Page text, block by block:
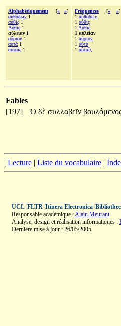
Alphabétiquement [« »]
αὐθάδων 1
αὖθίς 1
Αὖθις 1
αὐλείαν 1
αὔριον 1
αὐτὰ 1
αὐταῖς 1
Fréquences [« »]
1 αὐθάδων
1 αὖθίς
1 Αὖθις
1 αὐλείαν
1 αὔριον
1 αὐτὰ
1 αὐταῖς
Fables
[197]
Ὁ δὲ συλλαβεῖν
| Lecture | Liste du vocabulaire |
UCL| FLTR| Itinera Electronica|
Responsable académique :Alain Meurant
Analyse, design et réalisation informatiques :
Dernière mise à jour : 26/05/2005